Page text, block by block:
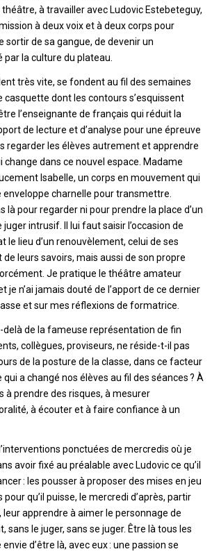
à travailler avec Ludovic Estebeteguy,
à deux voix et à deux corps pour
sortir de sa gangue, de devenir un
la culture du plateau.
très vite, se fondent au fil des semaines
casquette dont les contours s’esquissent
l’enseignante de français qui réduit la
de lecture et d’analyse pour une épreuve
regarder les élèves autrement et apprendre
change dans ce nouvel espace. Madame
Isabelle, un corps en mouvement qui
enveloppe charnelle pour transmettre.
là pour regarder ni pour prendre la place d’un
juger intrusif. Il lui faut saisir l’occasion de
le lieu d’un renouvèlement, celui de ses
de leurs savoirs, mais aussi de son propre
Je pratique le théâtre amateur
je n’ai jamais douté de l’apport de ce dernier
et sur mes réflexions de formatrice.
delà de la fameuse représentation de fin
collègues, proviseurs, ne réside-t-il pas
de la posture de la classe, dans ce facteur
a changé nos élèves au fil des séances ? À
à prendre des risques, à mesurer
à écouter et à faire confiance à un
ponctuées de mercredis où je
avoir fixé au préalable avec Ludovic ce qu’il
: les pousser à proposer des mises en jeu
qu’il puisse, le mercredi d’après, partir
apprendre à aimer le personnage de
sans le juger, sans se juger. Être là tous les
d’être là, avec eux : une passion se